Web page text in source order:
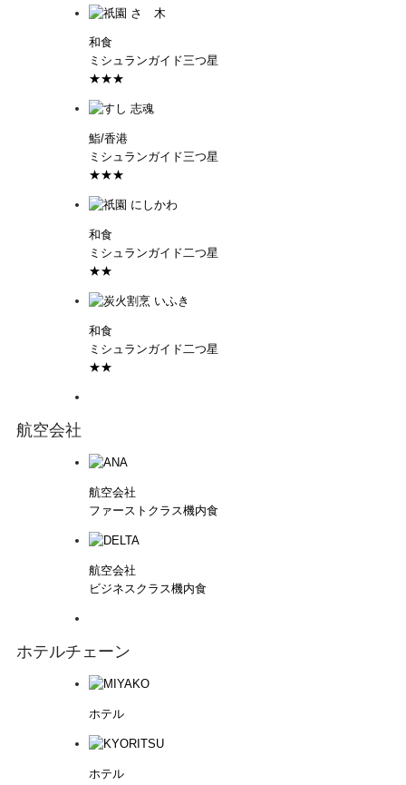
和食
ミシュランガイド三つ星
★★★
鮨/香港
ミシュランガイド三つ星
★★★
和食
ミシュランガイド二つ星
★★
和食
ミシュランガイド二つ星
★★
航空会社
航空会社
ファーストクラス機内食
航空会社
ビジネスクラス機内食
ホテルチェーン
ホテル
ホテル